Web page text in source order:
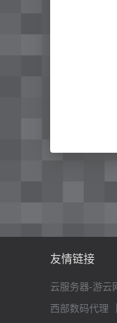
友情链接
云服务器-游云
西部数码代理